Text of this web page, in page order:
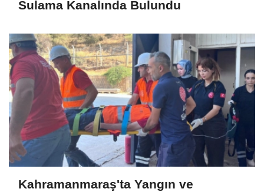
Sulama Kanalında Bulundu
Kahramanmaraş'ta Yangın ve